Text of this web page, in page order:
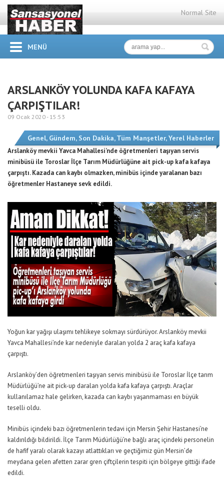
Normal Site
MENÜ
ARSLANKÖY YOLUNDA KAFA KAFAYA
ÇARPIŞTILAR!
09 Ocak 2020 - 15:53
Genel, Gündem, Son Dakika,Tüm Manşetler,Yerel Haberler
Arslanköy mevkii Yavca Mahallesi’nde öğretmenleri taşıyan servis
minibüsü ile Toroslar İlçe Tarım Müdürlüğüne ait pick-up kafa kafaya
çarpıştı. Kazada can kaybı olmazken, minibüs içinde yaralanan bazı
öğretmenler Hastaneye sevk edildi.
Yoğun kar yağışı ulaşımı tehlikeye sokmayı sürdürüyor. Arslanköy mevkii
Yavca Mahallesi’nde kar nedeniyle daralan yolda 2 araç kafa kafaya
çarpıştı.
Arslanköy’den öğretmenleri taşıyan servis minibüsü ile Toroslar İlçe tarım
Müdürlüğü’ne ait pick-up daralan yolda kafa kafaya çarpıştı. Araçlar
kullanılamaz hale gelirken, kazada can kaybı yaşanmaması en büyük
teselli oldu.
Minibüs içindeki bazı öğretmenlerin tedavi için Mersin Şehir Hastanesi’ne
kaldırıldığı bildirildi. İlçe Tarım Müdürlüğü’ne bağlı araç içindeki personelin
de hafif yaralı olarak kazayı atlattıkları ve geçtiğimiz gün Mersin’de
meydana gelen afetten zarar gren çiftçilerin tespiti için bölgeye gittiği ifade
edildi.